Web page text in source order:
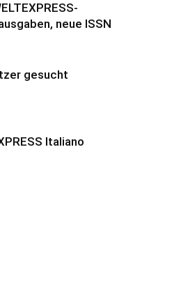
neue ISSN
gesucht
Italiano